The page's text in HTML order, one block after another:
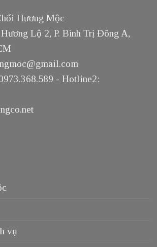
Hương Mộc
Lộ 2, P. Bình Trị Đông A,
- Hotline2:
vụ